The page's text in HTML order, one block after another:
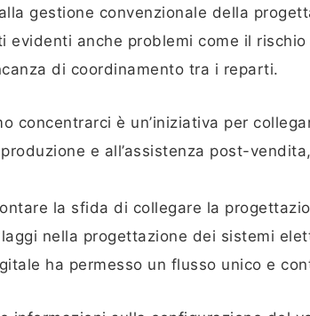
gestione convenzionale della
evidenti anche problemi come il
di coordinamento tra i reparti.
concentrarci è un’iniziativa per
e all’assistenza post-
la sfida di collegare la
nella progettazione dei sistemi
ha permesso un flusso unico e